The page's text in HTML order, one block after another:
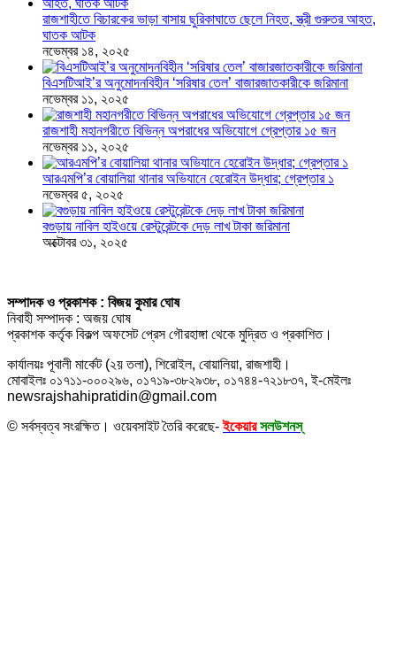
রাজশাহীতে বিচারকের ভাড়া বাসায় ছুরিকাঘাতে ছেলে নিহত, স্ত্রী গুরুতর আহত,
ঘাতক আটক
নভেম্বর ১৪, ২০২৫
বিএসটিআই’র অনুমোদনবিহীন ‘সরিষার তেল’ বাজারজাতকারীকে জরিমানা
নভেম্বর ১১, ২০২৫
রাজশাহী মহানগরীতে বিভিন্ন অপরাধের অভিযোগে গ্রেপ্তার ১৫ জন
নভেম্বর ১১, ২০২৫
আরএমপি’র বোয়ালিয়া থানার অভিযানে হেরোইন উদ্ধার; গ্রেপ্তার ১
নভেম্বর ৫, ২০২৫
বগুড়ায় নাবিল হাইওয়ে রেস্টুরেন্টকে দেড় লাখ টাকা জরিমানা
অক্টোবর ৩১, ২০২৫
সম্পাদক ও প্রকাশক : বিজয় কুমার ঘোষ
নিবাহী সম্পাদক : অজয় ঘোষ
প্রকাশক কর্তৃক বিকল্প অফসেট প্রেস গৌরহাঙ্গা থেকে মুদ্রিত ও প্রকাশিত।
কার্যালয়ঃ পূবালী মার্কেট (২য় তলা), শিরোইল, বোয়ালিয়া, রাজশাহী।
মোবাইলঃ ০১৭১১-০০০২৯৬, ০১৭১৯-৩৮২৯৩৮, ০১৭৪৪-৭২১৮৩৭, ই-মেইলঃ
newsrajshahipratidin@gmail.com
© সর্বস্বত্ব সংরক্ষিত। ওয়েবসাইট তৈরি করেছে-ইকেয়ার সলউশনস্